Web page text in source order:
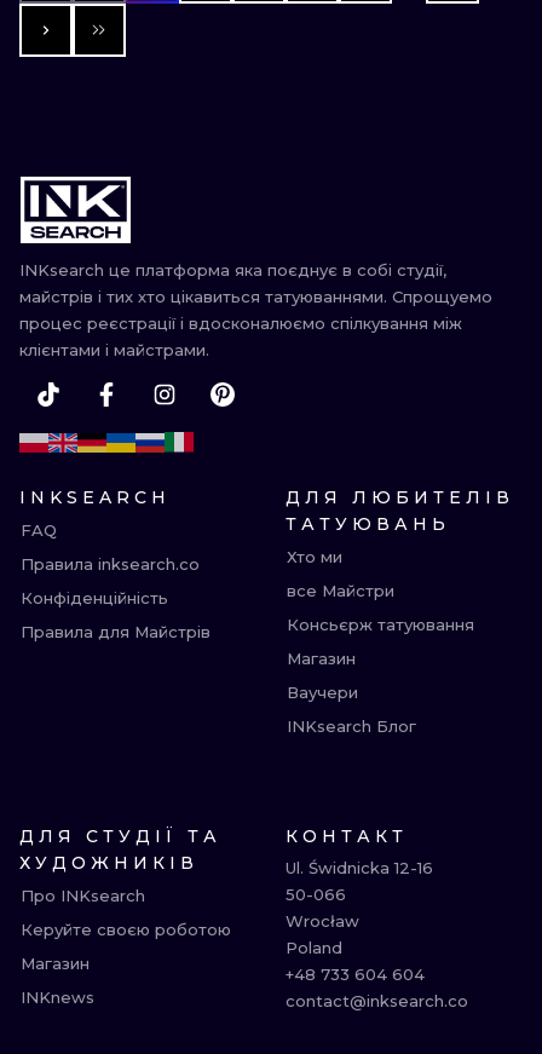
INKsearch це платформа яка поєднує в собі студії,
майстрів і тих хто цікавиться татуюваннями. Спрощуемо
процес реєстрації і вдосконалюємо спілкування між
клієнтами і майстрами.
INKSEARCH
FAQ
Правила inksearch.co
Конфіденційність
Правила для Майстрів
ДЛЯ ЛЮБИТЕЛІВ
ТАТУЮВАНЬ
Хто ми
все Майстри
Консьєрж татуювання
Магазин
Ваучери
INKsearch Блог
ДЛЯ СТУДІЇ ТА
ХУДОЖНИКІВ
Про INKsearch
Керуйте своєю роботою
Магазин
INKnews
КОНТАКТ
Ul. Świdnicka 12-16
50-066
Wrocław
Poland
+48 733 604 604
contact@inksearch.co